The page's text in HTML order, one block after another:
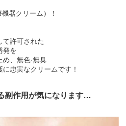
器クリーム）！
て許可された
発を
、無色·無臭
忠実なクリームです！
副作用が気になります…